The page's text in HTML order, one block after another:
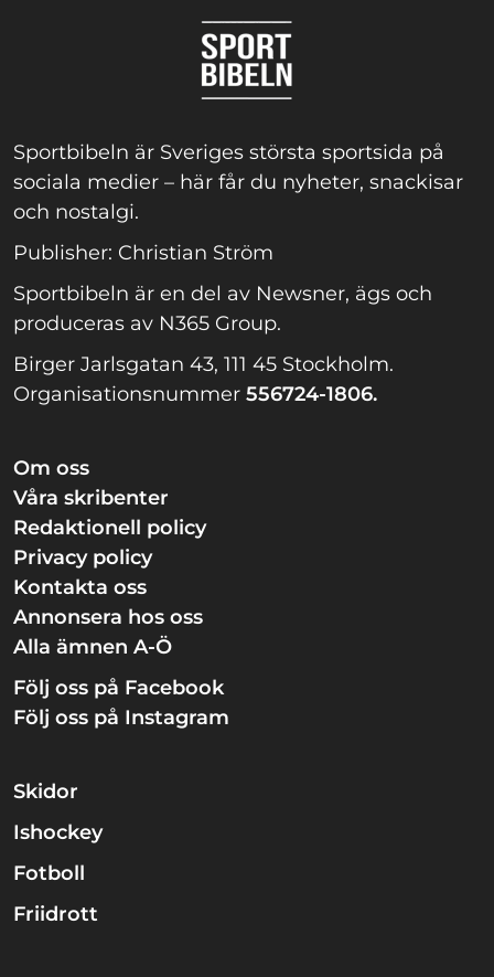
Sportbibeln är Sveriges största sportsida på
sociala medier – här får du nyheter, snackisar
och nostalgi.
Publisher: Christian Ström
Sportbibeln är en del av Newsner, ägs och
produceras av N365 Group.
Birger Jarlsgatan 43, 111 45 Stockholm.
Organisationsnummer 556724-1806.
Om oss
Våra skribenter
Redaktionell policy
Privacy policy
Kontakta oss
Annonsera hos oss
Alla ämnen A-Ö
Följ oss på Facebook
Följ oss på Instagram
Skidor
Ishockey
Fotboll
Friidrott